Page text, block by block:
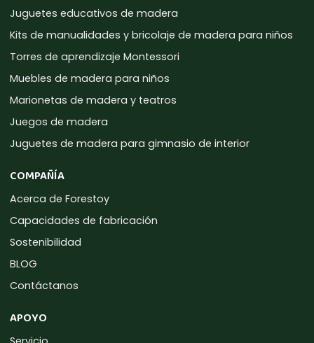
Juguetes educativos de madera
Kits de manualidades y bricolaje de madera para niños
Torres de aprendizaje Montessori
Muebles de madera para niños
Marionetas de madera y teatros
Juegos de madera
Juguetes de madera para gimnasio de interior
COMPAÑÍA
Acerca de Forestoy
Capacidades de fabricación
Sostenibilidad
BLOG
Contáctanos
APOYO